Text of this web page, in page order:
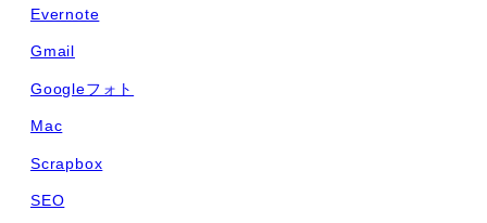
Evernote
Gmail
Googleフォト
Mac
Scrapbox
SEO